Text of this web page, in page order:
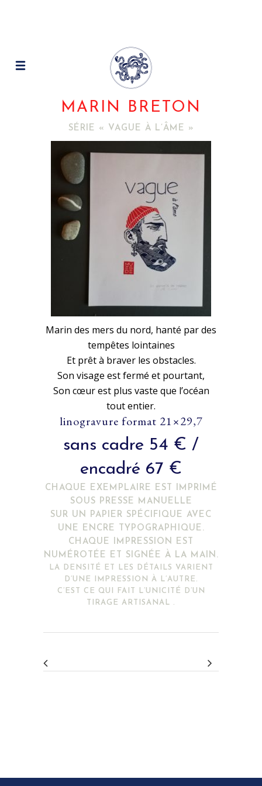
MARIN BRETON
SÉRIE « VAGUE À L’ÂME »
Marin des mers du nord, hanté par des
tempêtes lointaines
Et prêt à braver les obstacles.
Son visage est fermé et pourtant,
Son cœur est plus vaste que l’océan
tout entier.
linogravure format 21×29,7
sans cadre 54 € /
encadré 67 €
CHAQUE EXEMPLAIRE EST IMPRIMÉ
SOUS PRESSE MANUELLE
SUR UN PAPIER SPÉCIFIQUE AVEC
UNE ENCRE TYPOGRAPHIQUE.
CHAQUE IMPRESSION EST
NUMÉROTÉE ET SIGNÉE À LA MAIN.
LA DENSITÉ ET LES DÉTAILS VARIENT
D’UNE IMPRESSION À L’AUTRE.
C’EST CE QUI FAIT L’UNICITÉ D’UN
TIRAGE ARTISANAL .